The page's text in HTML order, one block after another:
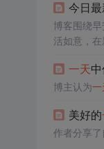
今日
博客围绕
活如意，在
一天
博主认为一
美好的
作者分享